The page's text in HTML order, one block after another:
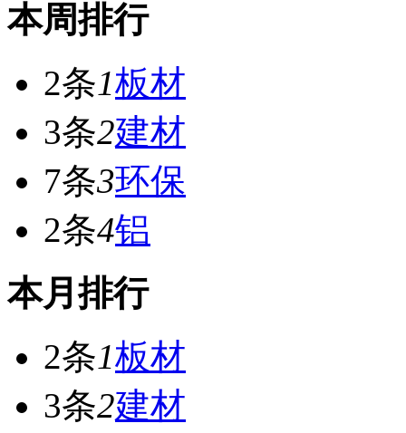
本周排行
2条1板材
3条2建材
7条3环保
2条4铝
本月排行
2条1板材
3条2建材